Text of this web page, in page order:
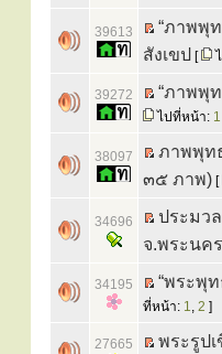
39613
“ภาพพุ
สังเขป [
39272 “ภาพพุ
ไปที่หน้า: 1
38097
ภาพพุท
๓๕ ภาพ) [
34696
ประมว
จ.พระนค
34195 “พระพุ
ที่หน้า: 1, 2 ]
27665 พระรูป